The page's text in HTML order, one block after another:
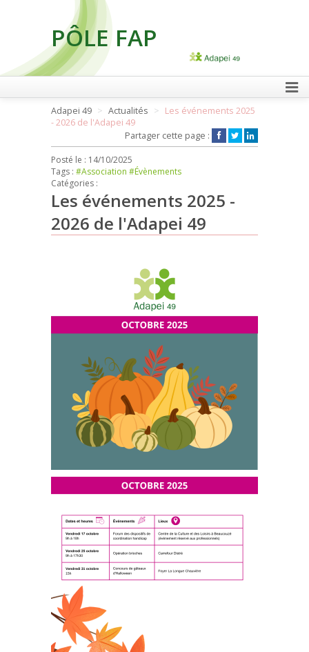
PÔLE FAP
FAIRE UN DON
Adapei 49 Actualités
Les événements 2025
- 2026 de l'Adapei 49
Partager cette page :
Posté le : 14/10/2025
Tags : #Association #Évènements
Catégories :
Les événements 2025 -
2026 de l'Adapei 49